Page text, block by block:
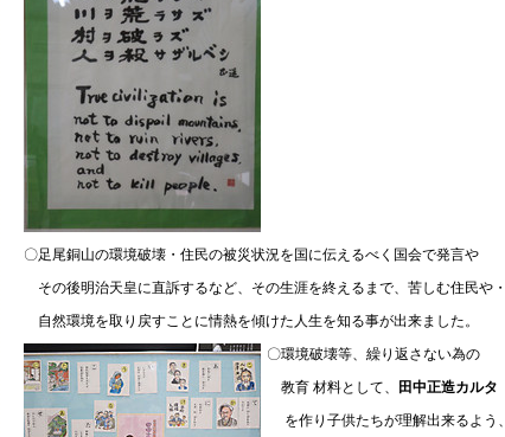
〇足尾銅山の環境破壊・住民の被災状況を国に伝えるべく国会で発言や
その後明治天皇に直訴するなど、その生涯を終えるまで、苦しむ住民や・
自然環境を取り戻すことに情熱を傾けた人生を知る事が出来ました。
〇環境破壊等、繰り返さない為の
教育 材料として、
田中正造カルタ
を作り子供たちが理解出来るよう、